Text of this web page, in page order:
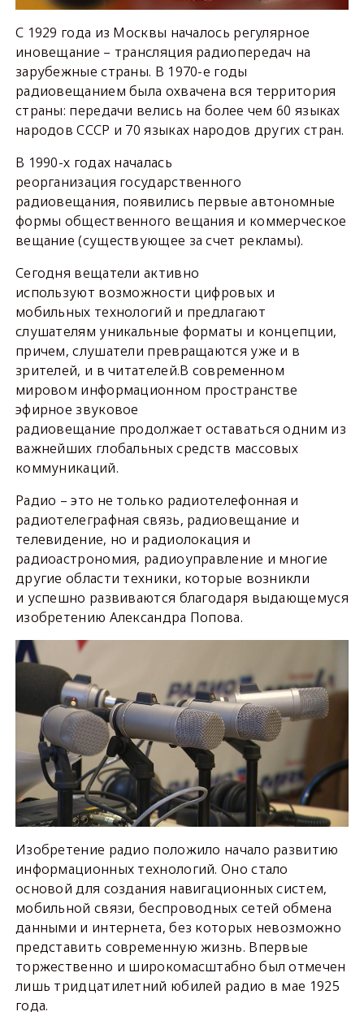
С 1929 года из Москвы началось регулярное
иновещание – трансляция радиопередач на
зарубежные страны. В 1970-е годы
радиовещанием была охвачена вся территория
страны: передачи велись на более чем 60 языках
народов СССР и 70 языках народов других стран.
В 1990-х годах началась
реорганизация государственного
радиовещания, появились первые автономные
формы общественного вещания и коммерческое
вещание (существующее за счет рекламы).
Сегодня вещатели активно
используют возможности цифровых и
мобильных технологий и предлагают
слушателям уникальные форматы и концепции,
причем, слушатели превращаются уже и в
зрителей, и в читателей.В современном
мировом информационном пространстве
эфирное звуковое
радиовещание продолжает оставаться одним из
важнейших глобальных средств массовых
коммуникаций.
Радио – это не только радиотелефонная и
радиотелеграфная связь, радиовещание и
телевидение, но и радиолокация и
радиоастрономия, радиоуправление и многие
другие области техники, которые возникли
и успешно развиваются благодаря выдающемуся
изобретению Александра Попова.
Изобретение радио положило начало развитию
информационных технологий. Оно стало
основой для создания навигационных систем,
мобильной связи, беспроводных сетей обмена
данными и интернета, без которых невозможно
представить современную жизнь. Впервые
торжественно и широкомасштабно был отмечен
лишь тридцатилетний юбилей радио в мае 1925
года.